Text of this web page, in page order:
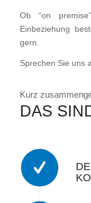
Ob “on
Einbeziehung
gern.
Sprechen Sie uns
Kurz
DAS